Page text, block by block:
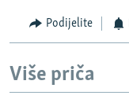
Podijelite
Više priča